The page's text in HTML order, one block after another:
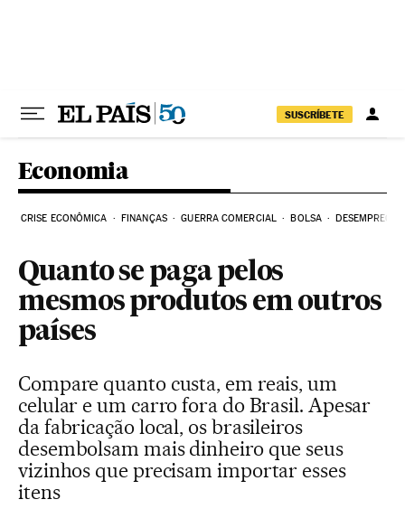
SUSCRÍBETE
Economia
CRISE ECONÔMICA FINANÇAS GUERRA COMERCIAL BOLSA DESEMPREGO
Quanto se paga pelos
mesmos produtos em outros
países
Compare quanto custa, em reais, um
celular e um carro fora do Brasil. Apesar
da fabricação local, os brasileiros
desembolsam mais dinheiro que seus
vizinhos que precisam importar esses
itens